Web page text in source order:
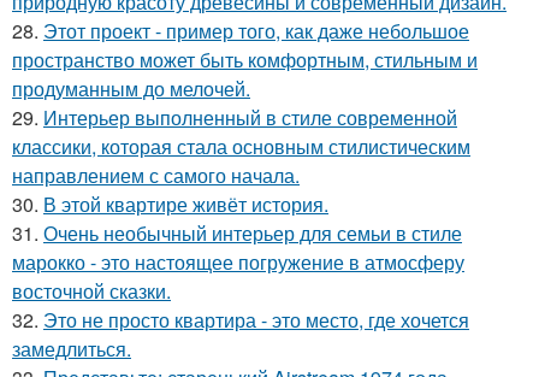
28. Этот проект - пример того, как даже небольшое
пространство может быть комфортным, стильным и
продуманным до мелочей.
29. Интерьер выполненный в стиле современной
классики, которая стала основным стилистическим
направлением с самого начала.
30. В этой квартире живёт история.
31. Очень необычный интерьер для семьи в стиле
марокко - это настоящее погружение в атмосферу
восточной сказки.
32. Это не просто квартира - это место, где хочется
замедлиться.